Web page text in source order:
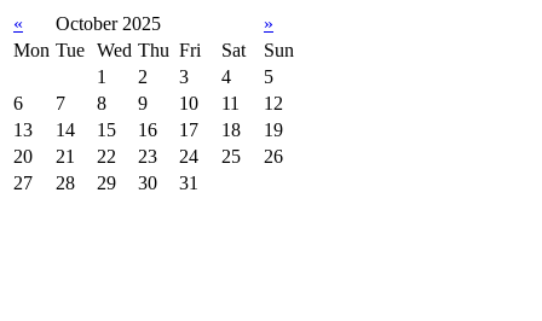
« October 2025
»
Mon Tue Wed Thu Fri Sat
Sun
1
2 3 4
5
6
7 8 9 10 11
12
13
14 15 16 17 18
19
20
21 22 23 24 25
26
27
28 29 30 31